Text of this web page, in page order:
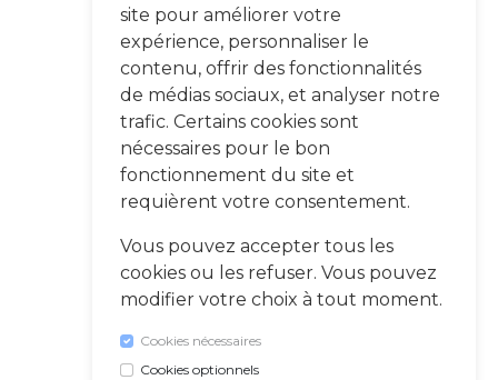
site pour améliorer votre
expérience, personnaliser le
contenu, offrir des fonctionnalités
de médias sociaux, et analyser notre
trafic. Certains cookies sont
nécessaires pour le bon
fonctionnement du site et
requièrent votre consentement.
Vous pouvez accepter tous les
cookies ou les refuser. Vous pouvez
modifier votre choix à tout moment.
Cookies nécessaires
Cookies optionnels